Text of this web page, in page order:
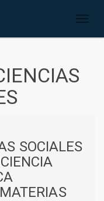
SOCIALES